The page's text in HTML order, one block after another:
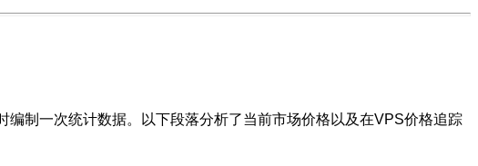
编制一次统计数据。以下段落分析了当前市场价格以及在VPS价格追踪